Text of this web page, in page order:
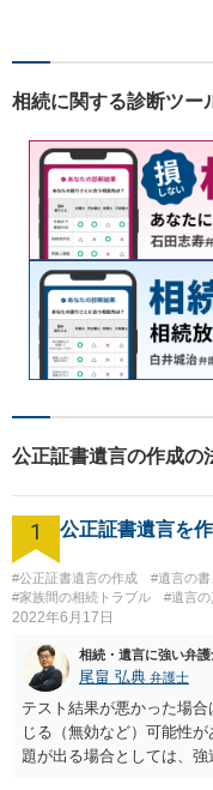
で
見
相続に関する診断ツー
公正証書遺言の作成の
1 公正証書遺言を作
#公正証書遺言の作成 #遺言の書
#家族間の相続トラブル
#遺言
2022年6月17日
相続・遺言に強い弁護
尾畠 弘典 弁護士
テスト結果が悪かった場
じる（無効など）可能性
題が出る場合としては、